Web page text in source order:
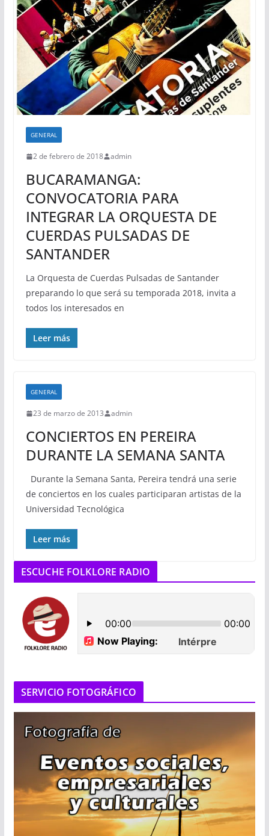
GENERAL
2 de febrero de 2018 admin
BUCARAMANGA:
CONVOCATORIA PARA
INTEGRAR LA ORQUESTA DE
CUERDAS PULSADAS DE
SANTANDER
La Orquesta de Cuerdas Pulsadas de Santander
preparando lo que será su temporada 2018, invita a
todos los interesados en
Leer más
GENERAL
23 de marzo de 2013 admin
CONCIERTOS EN PEREIRA
DURANTE LA SEMANA SANTA
Durante la Semana Santa, Pereira tendrá una serie
de conciertos en los cuales participaran artistas de la
Universidad Tecnológica
Leer más
ESCUCHE FOLKLORE RADIO
SERVICIO FOTOGRÁFICO